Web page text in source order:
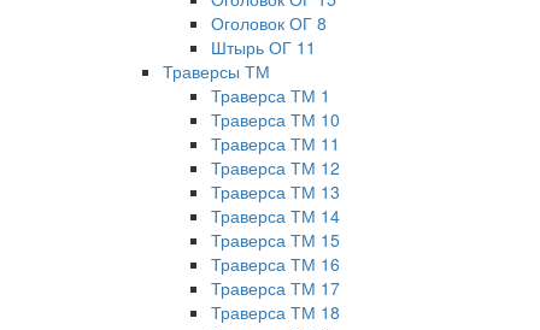
Оголовок ОГ 8
Штырь ОГ 11
Траверсы ТМ
Траверса ТМ 1
Траверса ТМ 10
Траверса ТМ 11
Траверса ТМ 12
Траверса ТМ 13
Траверса ТМ 14
Траверса ТМ 15
Траверса ТМ 16
Траверса ТМ 17
Траверса ТМ 18